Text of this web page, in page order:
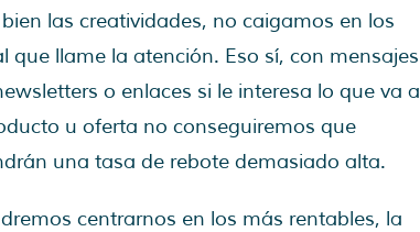
las creatividades, no caigamos en los
llame la atención. Eso sí, con mensajes
o enlaces si le interesa lo que va a
u oferta no conseguiremos que
una tasa de rebote demasiado alta.
centrarnos en los más rentables, la